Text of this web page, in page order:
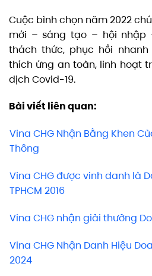
Cuộc bình chọn năm 2022
mới – sáng tạo – hội nhập
thách thức, phục hồi
thích ứng an toàn, linh hoạt
dịch Covid-19.
Bài viết liên quan:
Vina CHG Nhận Bằng Khen
Thông
Vina CHG được vinh danh là
TPHCM 2016
Vina CHG nhận giải thưởng
Vina CHG Nhận Danh Hiệu
2024